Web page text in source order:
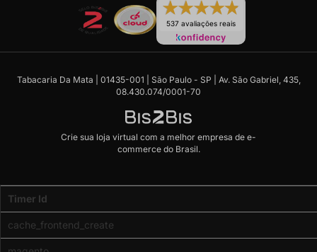
537 avaliações reais
Tabacaria Da Mata | 01435-001 | São Paulo - SP | Av. São Gabriel, 435,
08.430.074/0001-70
Crie sua loja virtual com a melhor empresa de e-
commerce do Brasil.
Profiler
(Memory
real
Timer Id
cache_frontend_create